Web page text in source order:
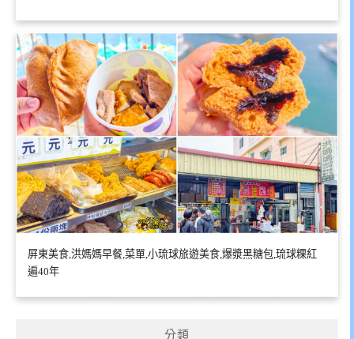
屏東美食,洪媽媽早餐,菜單,小琉球旅遊美食,爆漿黑糖包,琉球粿紅
遍40年
分類